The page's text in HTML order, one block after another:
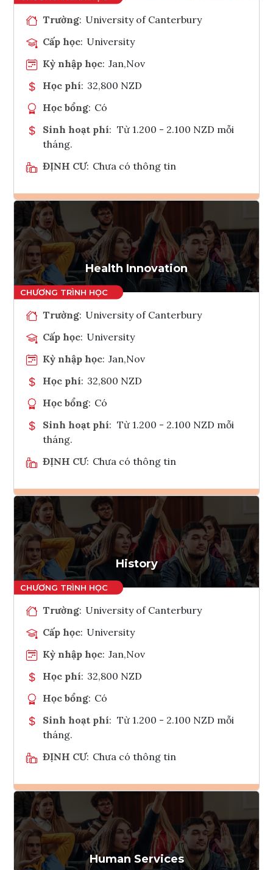
Trường: University of Canterbury
Cấp học: University
Kỳ nhập học: Jan,Nov
Học phí: 32,800 NZD
Học bổng: Có
Sinh hoạt phí: Từ 1.200 - 2.100 NZD mỗi
tháng.
ĐỊNH CƯ: Chưa có thông tin
Ghi danh
Tham vấn Interlink
Health Innovation
Trường: University of Canterbury
Cấp học: University
Kỳ nhập học: Jan,Nov
Học phí: 32,800 NZD
Học bổng: Có
Sinh hoạt phí: Từ 1.200 - 2.100 NZD mỗi
tháng.
ĐỊNH CƯ: Chưa có thông tin
Ghi danh
Tham vấn Interlink
History
Trường: University of Canterbury
Cấp học: University
Kỳ nhập học: Jan,Nov
Học phí: 32,800 NZD
Học bổng: Có
Sinh hoạt phí: Từ 1.200 - 2.100 NZD mỗi
tháng.
ĐỊNH CƯ: Chưa có thông tin
Ghi danh
Tham vấn Interlink
Human Services